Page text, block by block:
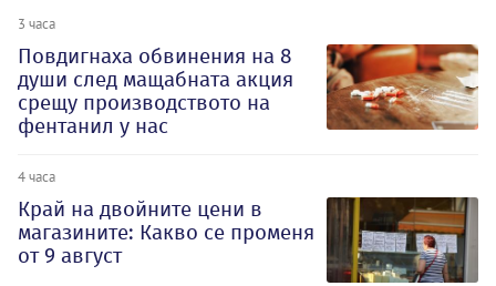
3 часа
Повдигнаха обвинения на 8
души след мащабната акция
срещу производството на
фентанил у нас
4 часа
Край на двойните цени в
магазините: Какво се променя
от 9 август